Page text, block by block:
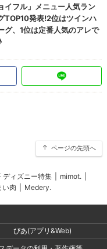
ページの先頭へ
ディズニー特集 mimot.
い肉 Medery.
ぴあ(アプリ&Web)